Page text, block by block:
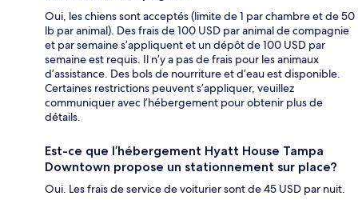
Oui, les chiens sont acceptés (limite de 1 par chambre et de 50
lb par animal). Des frais de 100 USD par animal de compagnie
et par semaine s’appliquent et un dépôt de 100 USD par
semaine est requis. Il n’y a pas de frais pour les animaux
d’assistance. Des bols de nourriture et d’eau est disponible.
Certaines restrictions peuvent s’appliquer, veuillez
communiquer avec l’hébergement pour obtenir plus de
détails.
Est-ce que l’hébergement Hyatt House Tampa
Downtown propose un stationnement sur place?
Oui. Les frais de service de voiturier sont de 45 USD par nuit.